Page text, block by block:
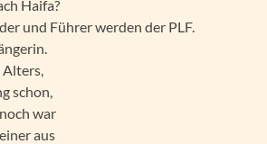
Haifa?
und Führer werden der PLF.
schon,
war
aus